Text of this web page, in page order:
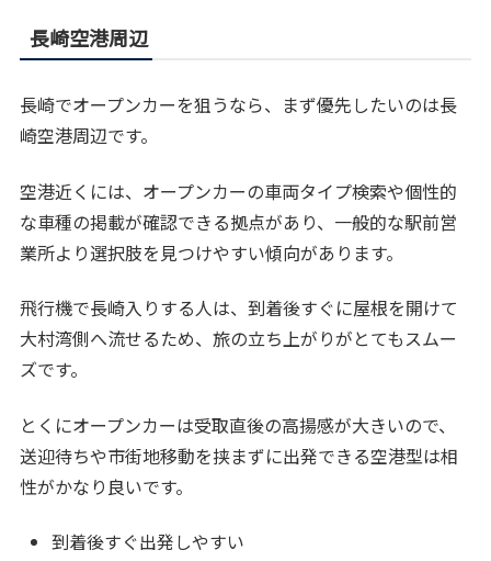
長崎空港周辺
長崎でオープンカーを狙うなら、まず優先したいのは長
崎空港周辺です。
空港近くには、オープンカーの車両タイプ検索や個性的
な車種の掲載が確認できる拠点があり、一般的な駅前営
業所より選択肢を見つけやすい傾向があります。
飛行機で長崎入りする人は、到着後すぐに屋根を開けて
大村湾側へ流せるため、旅の立ち上がりがとてもスムー
ズです。
とくにオープンカーは受取直後の高揚感が大きいので、
送迎待ちや市街地移動を挟まずに出発できる空港型は相
性がかなり良いです。
到着後すぐ出発しやすい